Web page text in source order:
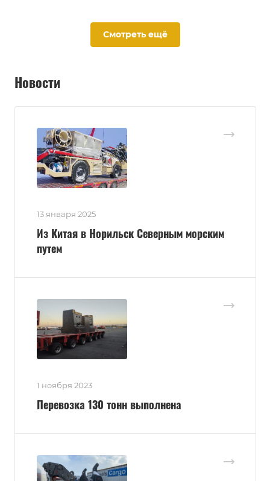
Смотреть ещё
Новости
13 января 2025
Из Китая в Норильск Северным морским
путем
1 ноября 2023
Перевозка 130 тонн выполнена